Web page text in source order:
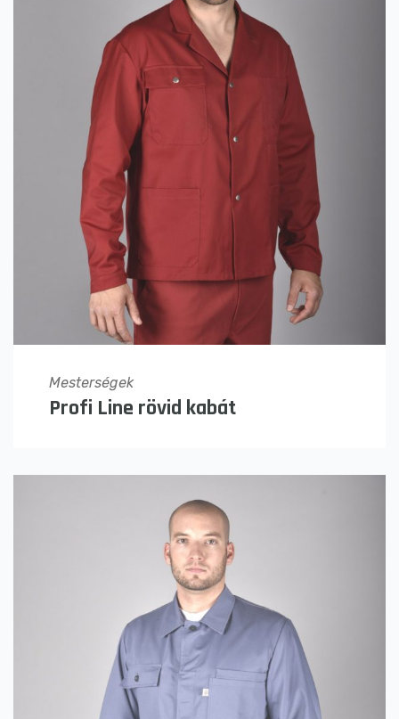
Mesterségek
Profi Line rövid kabát